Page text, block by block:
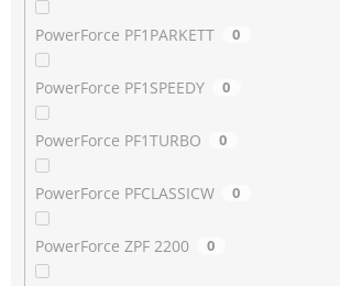
PowerForce PF1PARKETT 0
PowerForce PF1SPEEDY 0
PowerForce PF1TURBO 0
PowerForce PFCLASSICW 0
PowerForce ZPF 2200 0